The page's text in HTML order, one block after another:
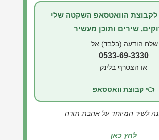
הוואטסאפ השקטה שלי
שירים ותוכן מעשיר
שלח הודעה (בלבד) אל:
0533-69-3330
או הצטרף בלינק
👈 קבוצת וואטסאפ
לשיר המיוחד על אהבת תורה
לחץ כאן